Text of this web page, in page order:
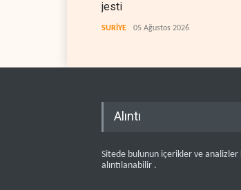
jesti
SURİYE 05 Ağustos 2026
Alıntı
Sitede bulunun içerikler ve
alıntılanabilir .